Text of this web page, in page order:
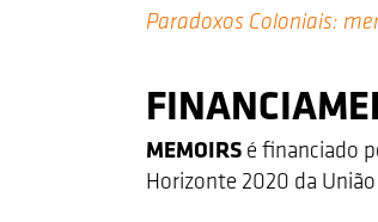
Paradoxos Coloniais:
MEMOIRS é financiado
Horizonte 2020 da